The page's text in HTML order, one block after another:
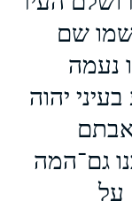
שם
נעמה
יהוה
גם־המה
על